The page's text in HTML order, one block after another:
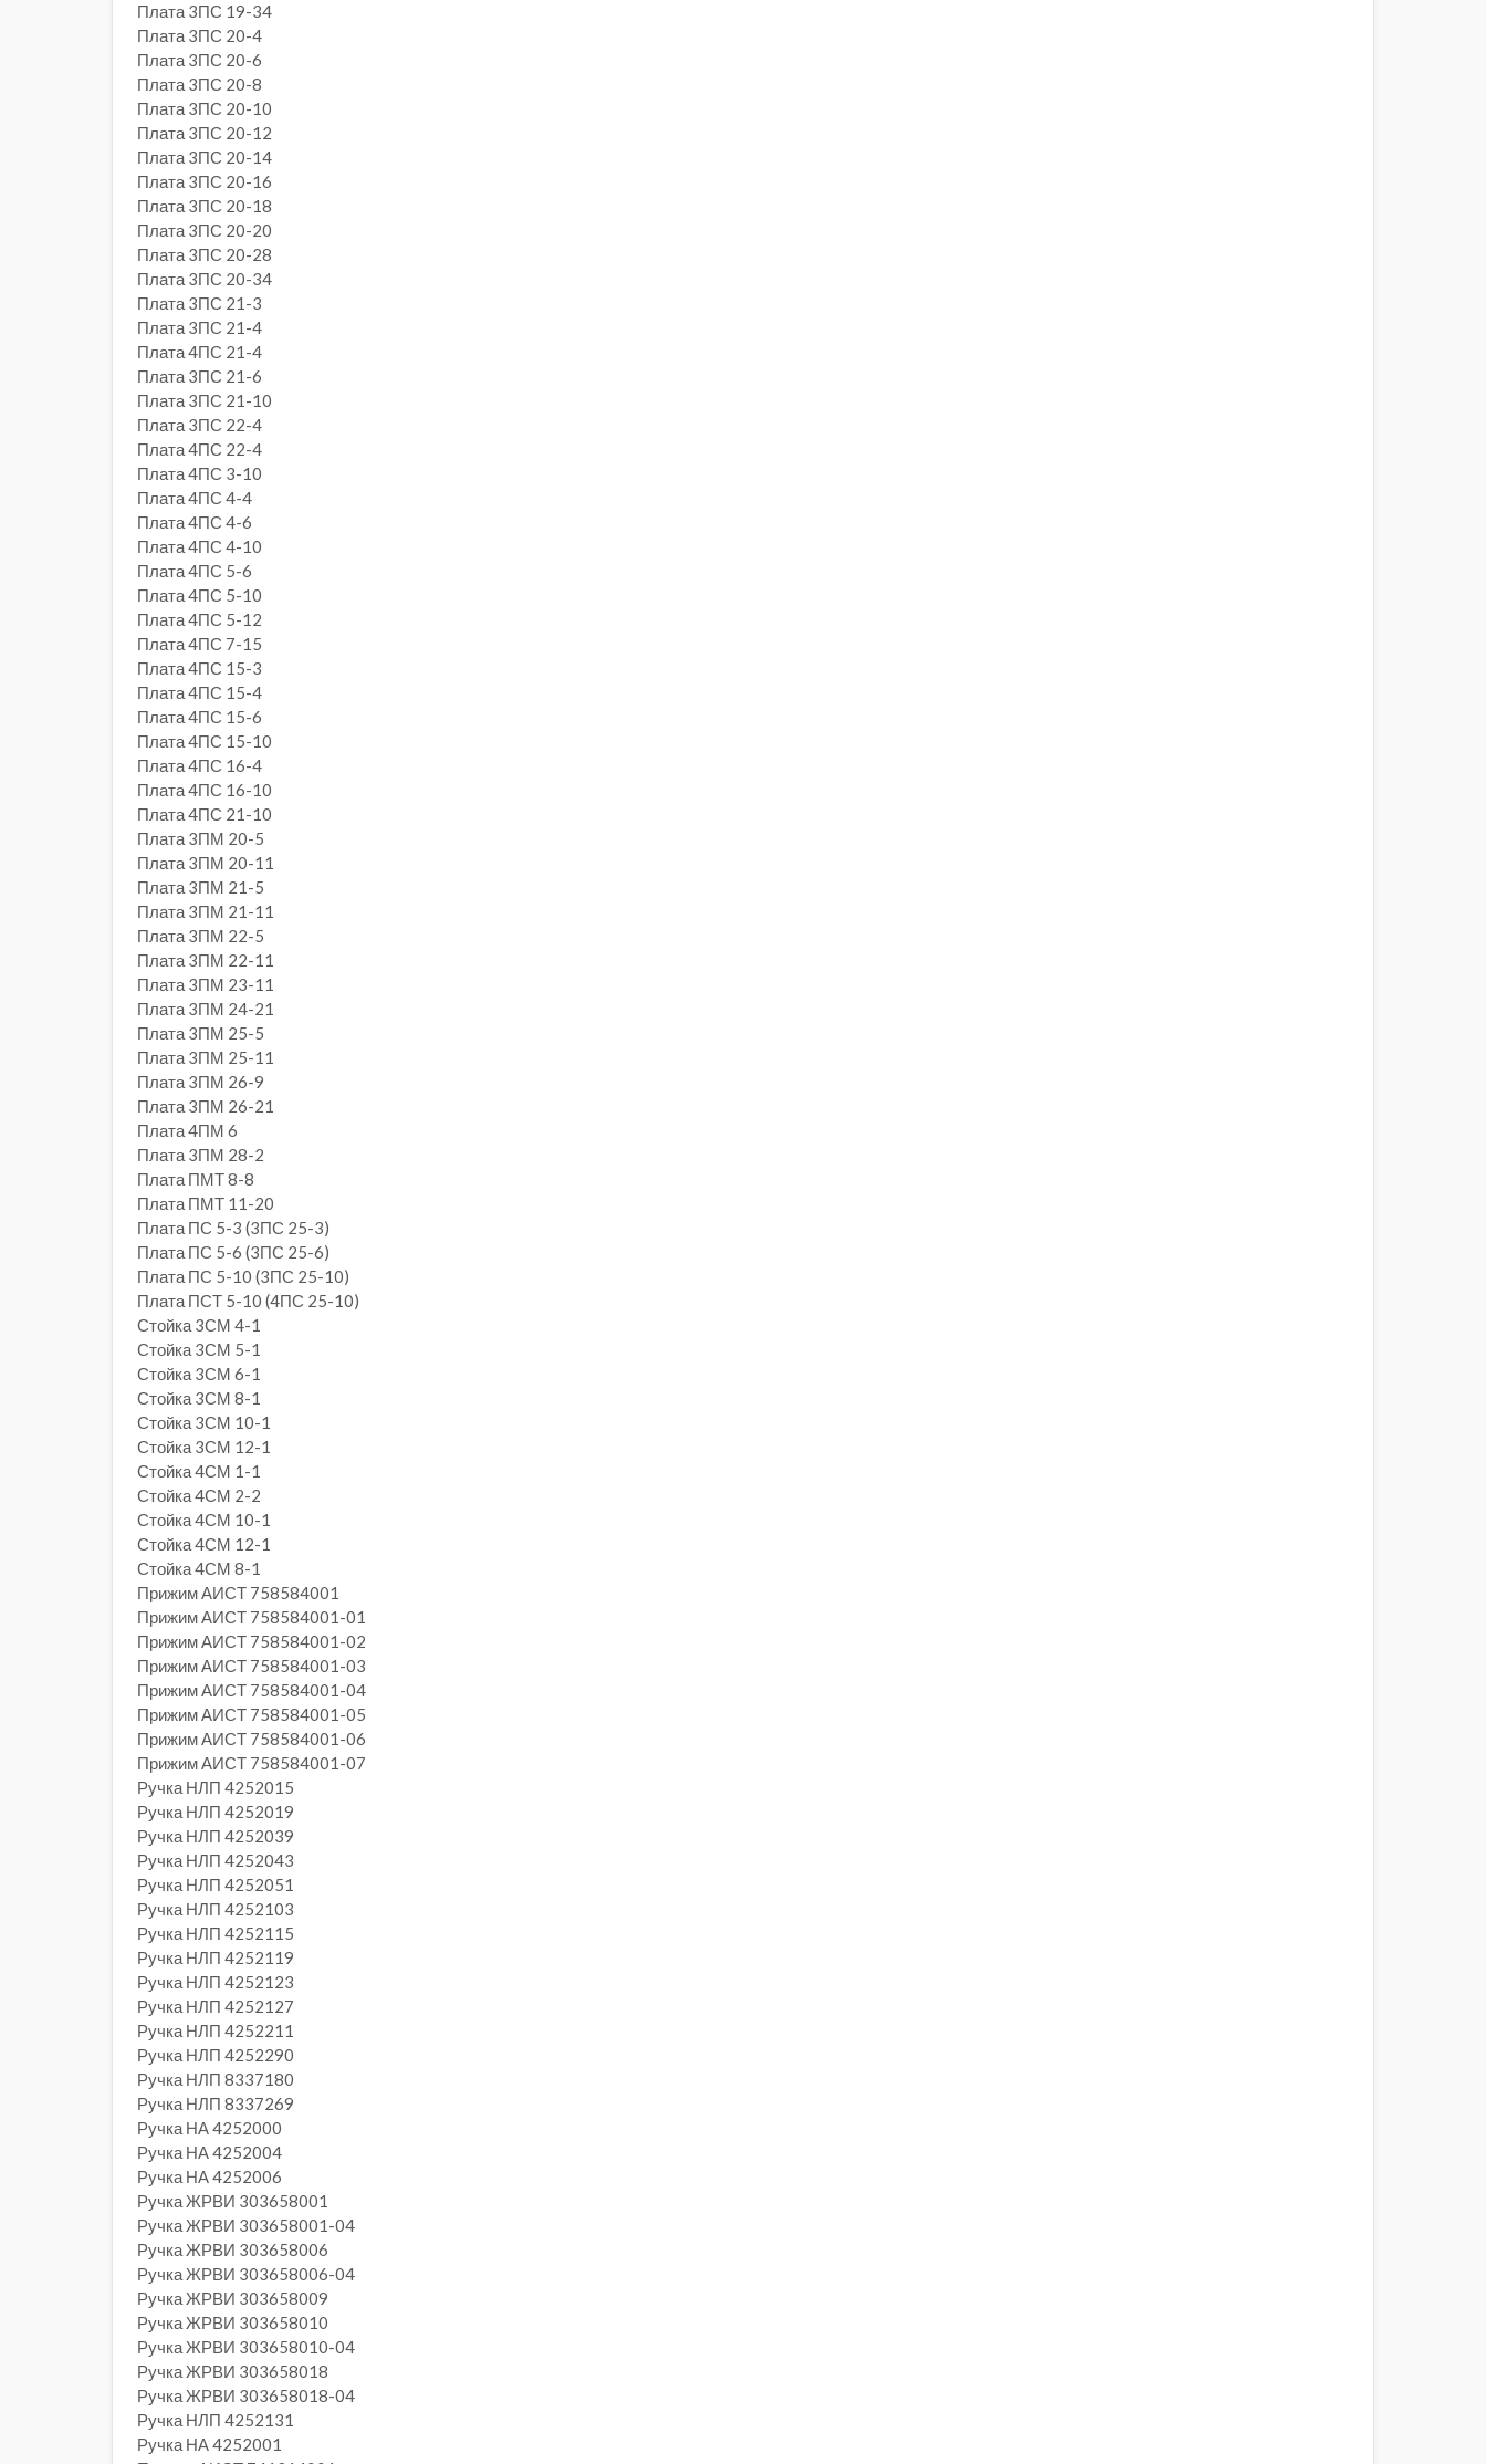
Плата 3ПС 19-34
Плата 3ПС 20-4
Плата 3ПС 20-6
Плата 3ПС 20-8
Плата 3ПС 20-10
Плата 3ПС 20-12
Плата 3ПС 20-14
Плата 3ПС 20-16
Плата 3ПС 20-18
Плата 3ПС 20-20
Плата 3ПС 20-28
Плата 3ПС 20-34
Плата 3ПС 21-3
Плата 3ПС 21-4
Плата 4ПС 21-4
Плата 3ПС 21-6
Плата 3ПС 21-10
Плата 3ПС 22-4
Плата 4ПС 22-4
Плата 4ПС 3-10
Плата 4ПС 4-4
Плата 4ПС 4-6
Плата 4ПС 4-10
Плата 4ПС 5-6
Плата 4ПС 5-10
Плата 4ПС 5-12
Плата 4ПС 7-15
Плата 4ПС 15-3
Плата 4ПС 15-4
Плата 4ПС 15-6
Плата 4ПС 15-10
Плата 4ПС 16-4
Плата 4ПС 16-10
Плата 4ПС 21-10
Плата 3ПМ 20-5
Плата 3ПМ 20-11
Плата 3ПМ 21-5
Плата 3ПМ 21-11
Плата 3ПМ 22-5
Плата 3ПМ 22-11
Плата 3ПМ 23-11
Плата 3ПМ 24-21
Плата 3ПМ 25-5
Плата 3ПМ 25-11
Плата 3ПМ 26-9
Плата 3ПМ 26-21
Плата 4ПМ 6
Плата 3ПМ 28-2
Плата ПМТ 8-8
Плата ПМТ 11-20
Плата ПС 5-3 (3ПС 25-3)
Плата ПС 5-6 (3ПС 25-6)
Плата ПС 5-10 (3ПС 25-10)
Плата ПСТ 5-10 (4ПС 25-10)
Стойка 3СМ 4-1
Стойка 3СМ 5-1
Стойка 3СМ 6-1
Стойка 3СМ 8-1
Стойка 3СМ 10-1
Стойка 3СМ 12-1
Стойка 4СМ 1-1
Стойка 4СМ 2-2
Стойка 4СМ 10-1
Стойка 4СМ 12-1
Стойка 4СМ 8-1
Прижим АИСТ 758584001
Прижим АИСТ 758584001-01
Прижим АИСТ 758584001-02
Прижим АИСТ 758584001-03
Прижим АИСТ 758584001-04
Прижим АИСТ 758584001-05
Прижим АИСТ 758584001-06
Прижим АИСТ 758584001-07
Ручка НЛП 4252015
Ручка НЛП 4252019
Ручка НЛП 4252039
Ручка НЛП 4252043
Ручка НЛП 4252051
Ручка НЛП 4252103
Ручка НЛП 4252115
Ручка НЛП 4252119
Ручка НЛП 4252123
Ручка НЛП 4252127
Ручка НЛП 4252211
Ручка НЛП 4252290
Ручка НЛП 8337180
Ручка НЛП 8337269
Ручка НА 4252000
Ручка НА 4252004
Ручка НА 4252006
Ручка ЖРВИ 303658001
Ручка ЖРВИ 303658001-04
Ручка ЖРВИ 303658006
Ручка ЖРВИ 303658006-04
Ручка ЖРВИ 303658009
Ручка ЖРВИ 303658010
Ручка ЖРВИ 303658010-04
Ручка ЖРВИ 303658018
Ручка ЖРВИ 303658018-04
Ручка НЛП 4252131
Ручка НА 4252001